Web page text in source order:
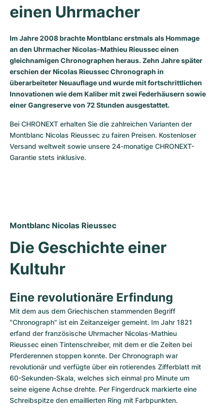
Milgauss
Oyster Perpetual
Yacht-Master
Yacht-Master II
Sea-Dweller
Sky-Dweller
Submariner
Damenuhren
Ronde
Rotonde
Crash
Pasha
Tortue
Baignoire
Ballon Blanc
Professional
Bentley
Transocean
Cockpit
Chronospace
Super Avenger
Galactic
Formula 1
Grand Carrera
Gebraucht
Damenuhren
Portofino
Portugieser
Da Vinci
Aquatimer
Spitfire
GST
Vintage
Spirit of Big Bang
King Power
Gebraucht
einen Uhrmacher
Im Jahre 2008 brachte Montblanc erstmals als Hommage
an den Uhrmacher Nicolas-Mathieu Rieussec einen
gleichnamigen Chronographen heraus. Zehn Jahre später
erschien der Nicolas Rieussec Chronograph in
überarbeiteter Neuauflage und wurde mit fortschrittlichen
Innovationen wie dem Kaliber mit zwei Federhäusern sowie
einer Gangreserve von 72 Stunden ausgestattet.
Bei CHRONEXT erhalten Sie die zahlreichen Varianten der
Montblanc Nicolas Rieussec zu fairen Preisen. Kostenloser
Versand weltweit sowie unsere 24-monatige CHRONEXT-
Garantie stets inklusive.
Montblanc Nicolas Rieussec
Die Geschichte einer
Kultuhr
Eine revolutionäre Erfindung
Mit dem aus dem Griechischen stammenden Begriff
"Chronograph" ist ein Zeitanzeiger gemeint. Im Jahr 1821
erfand der französische Uhrmacher Nicolas-Mathieu
Rieussec einen Tintenschreiber, mit dem er die Zeiten bei
Pferderennen stoppen konnte. Der Chronograph war
revolutionär und verfügte über ein rotierendes Zifferblatt mit
60-Sekunden-Skala, welches sich einmal pro Minute um
seine eigene Achse drehte. Per Fingerdruck markierte eine
Schreibspitze den emaillierten Ring mit Farbpunkten.